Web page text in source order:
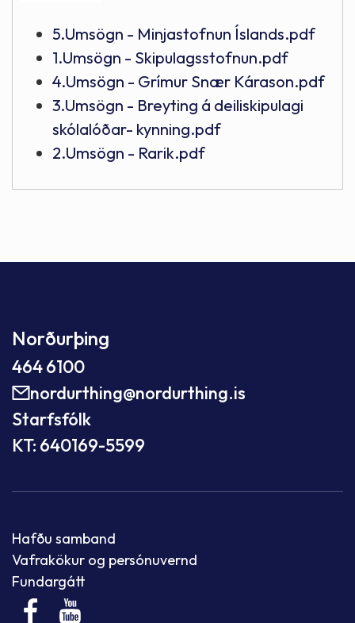
5.Umsögn - Minjastofnun Íslands.pdf
1.Umsögn - Skipulagsstofnun.pdf
4.Umsögn - Grímur Snær Kárason.pdf
3.Umsögn - Breyting á deiliskipulagi
skólalóðar- kynning.pdf
2.Umsögn - Rarik.pdf
Norðurþing
464 6100
nordurthing@nordurthing.is
Starfsfólk
KT: 640169-5599
Hafðu samband
Vafrakökur og persónuvernd
Fundargátt